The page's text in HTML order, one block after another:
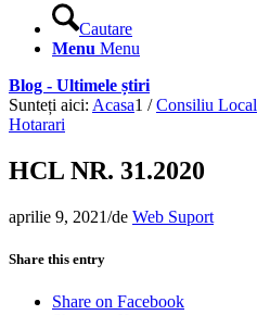
Cautare
Menu Menu
Blog - Ultimele știri
Sunteți aici: Acasa1 / Consiliu Local
Hotarari
HCL NR. 31.2020
aprilie 9, 2021/de Web Suport
Share this entry
Share on Facebook